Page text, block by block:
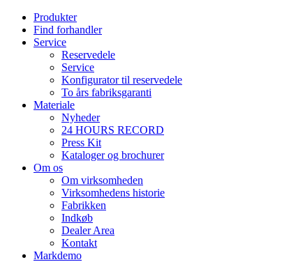
Produkter
Find forhandler
Service
Reservedele
Service
Konfigurator til reservedele
To års fabriksgaranti
Materiale
Nyheder
24 HOURS RECORD
Press Kit
Kataloger og brochurer
Om os
Om virksomheden
Virksomhedens historie
Fabrikken
Indkøb
Dealer Area
Kontakt
Markdemo